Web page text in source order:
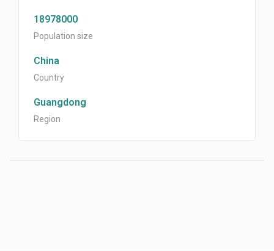
18978000
Population size
China
Country
Guangdong
Region